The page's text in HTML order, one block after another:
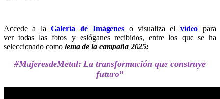
Accede a la Galería de Imágenes o visualiza elvídeo para
ver todas las fotos y eslóganes recibidos, entre los que se ha
seleccionado como lema de la campaña 2025:
#MujeresdeMetal: La transformación que construye
futuro”